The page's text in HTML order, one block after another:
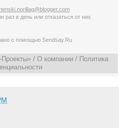
раз в день или отказаться от них
с помощью Sendsay.Ru
/ О компании / Политика